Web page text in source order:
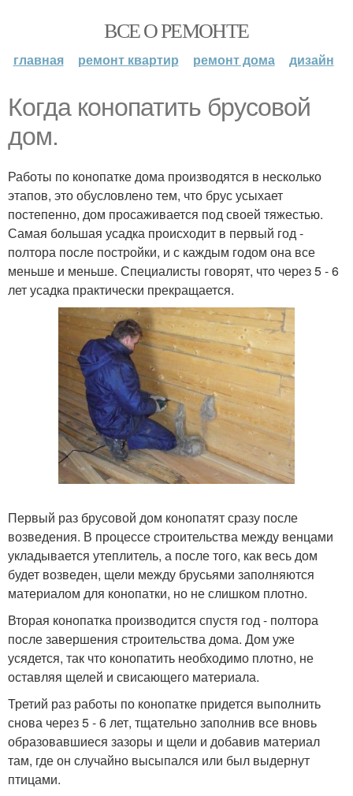
ВСЕ О РЕМОНТЕ
главная ремонт квартир ремонт дома дизайн
Когда конопатить брусовой
дом.
Работы по конопатке дома производятся в несколько
этапов, это обусловлено тем, что брус усыхает
постепенно, дом просаживается под своей тяжестью.
Самая большая усадка происходит в первый год -
полтора после постройки, и с каждым годом она все
меньше и меньше. Специалисты говорят, что через 5 - 6
лет усадка практически прекращается.
Первый раз брусовой дом конопатят сразу после
возведения. В процессе строительства между венцами
укладывается утеплитель, а после того, как весь дом
будет возведен, щели между брусьями заполняются
материалом для конопатки, но не слишком плотно.
Вторая конопатка производится спустя год - полтора
после завершения строительства дома. Дом уже
усядется, так что конопатить необходимо плотно, не
оставляя щелей и свисающего материала.
Третий раз работы по конопатке придется выполнить
снова через 5 - 6 лет, тщательно заполнив все вновь
образовавшиеся зазоры и щели и добавив материал
там, где он случайно высыпался или был выдернут
птицами.